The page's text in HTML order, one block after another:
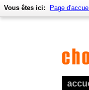
Vous êtes ici: Page d'accueil